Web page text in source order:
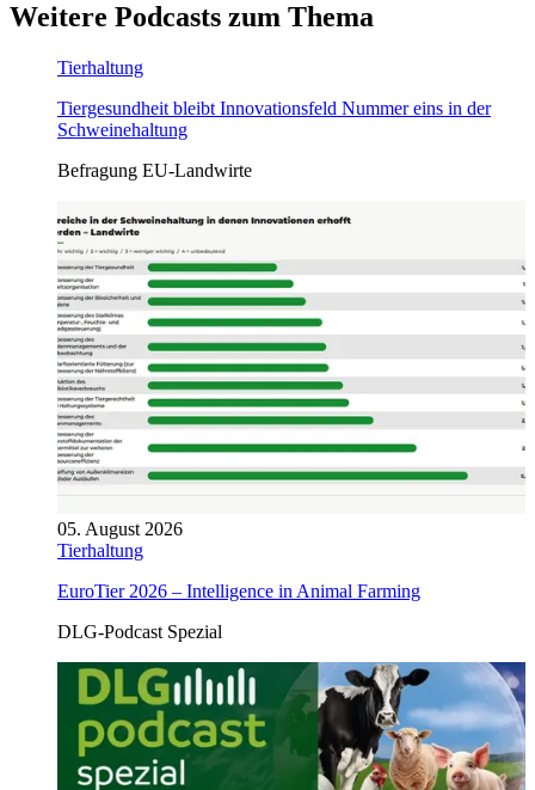
Weitere Podcasts zum Thema
Tierhaltung
Tiergesundheit bleibt Innovationsfeld Nummer eins in der
Schweinehaltung
Befragung EU-Landwirte
05. August 2026
Tierhaltung
EuroTier 2026 – Intelligence in Animal Farming
DLG-Podcast Spezial